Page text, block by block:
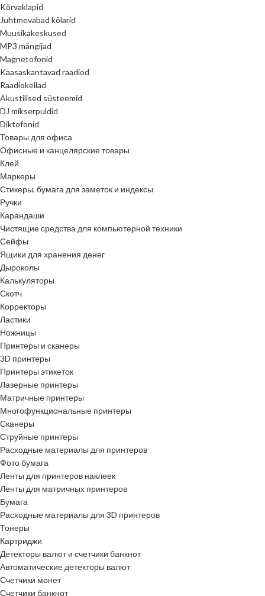
Kõrvaklapid
Juhtmevabad kõlarid
Muusikakeskused
MP3 mängijad
Magnetofonid
Kaasaskantavad raadiod
Raadiokellad
Akustilised süsteemid
DJ mikserpuldid
Diktofonid
Товары для офиса
Офисные и канцелярские товары
Клей
Маркеры
Стикеры, бумага для заметок и индексы
Ручки
Карандаши
Чистящие средства для компьютерной техники
Сейфы
Ящики для хранения денег
Дыроколы
Калькуляторы
Скотч
Корректоры
Ластики
Ножницы
Принтеры и сканеры
3D принтеры
Принтеры этикеток
Лазерные принтеры
Матричные принтеры
Многофункциональные принтеры
Сканеры
Струйные принтеры
Расходные материалы для принтеров
Фото бумага
Ленты для принтеров наклеек
Ленты для матричных принтеров
Бумага
Расходные материалы для 3D принтеров
Тонеры
Картриджи
Детекторы валют и счетчики банкнот
Автоматические детекторы валют
Счетчики монет
Счетчики банкнот